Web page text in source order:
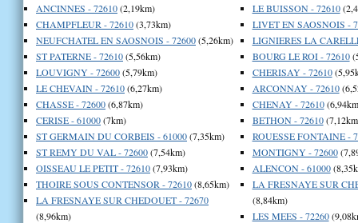
ANCINNES - 72610(2,19km)
CHAMPFLEUR - 72610(3,73km)
NEUFCHATEL EN SAOSNOIS - 72600(5,26km)
ST PATERNE - 72610(5,56km)
LOUVIGNY - 72600(5,79km)
LE CHEVAIN - 72610(6,27km)
CHASSE - 72600(6,87km)
CERISE - 61000(7km)
ST GERMAIN DU CORBEIS - 61000(7,35km)
ST REMY DU VAL - 72600(7,54km)
OISSEAU LE PETIT - 72610(7,93km)
THOIRE SOUS CONTENSOR - 72610(8,65km)
LA FRESNAYE SUR CHEDOUET - 72670
(8,96km)
LE BUISSON - 72610
LIVET EN SAOSNOIS -
LIGNIERES LA
BOURG LE ROI - 72610
CHERISAY - 72610
ARCONNAY - 72610
CHENAY - 72610
BETHON - 72610
ROUESSE FONTAINE -
MONTIGNY - 72600
ALENCON - 61000
LA FRESNAYE SUR
(8,84km)
LES MEES - 72260